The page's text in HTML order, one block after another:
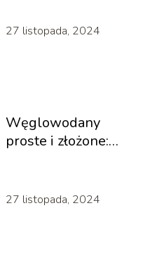
27 listopada, 2024
Węglowodany
proste i złożone:
27 listopada, 2024